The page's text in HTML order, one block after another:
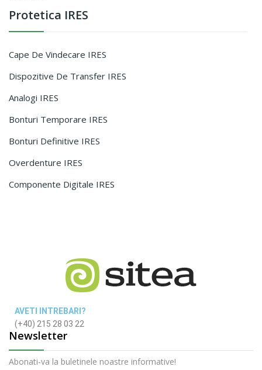
Protetica IRES
Cape De Vindecare IRES
Dispozitive De Transfer IRES
Analogi IRES
Bonturi Temporare IRES
Bonturi Definitive IRES
Overdenture IRES
Componente Digitale IRES
AVETI INTREBARI?
(+40) 215 28 03 22
Newsletter
Abonati-va la buletinele noastre informative!